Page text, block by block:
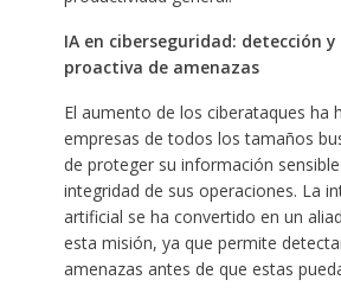
IA en ciberseguridad: detección
proactiva de amenazas
El aumento de los ciberataques ha
empresas de todos los tamaños
de proteger su información
integridad de sus operaciones. La
artificial se ha convertido en un
esta misión, ya que permite
amenazas antes de que estas